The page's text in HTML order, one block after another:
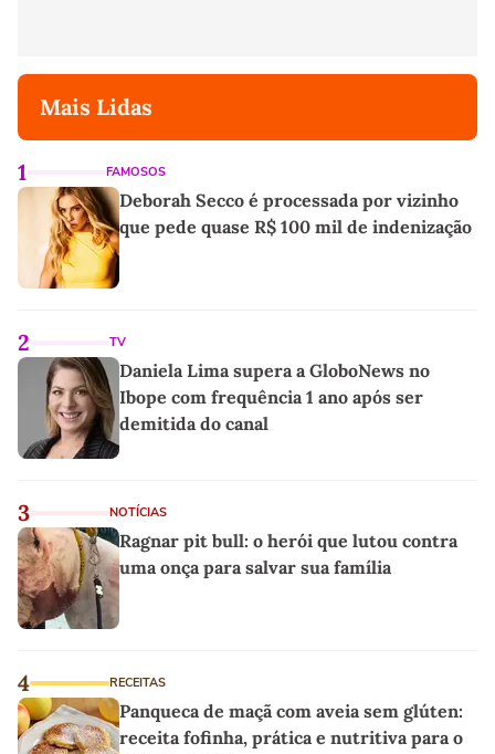
Mais Lidas
1 FAMOSOS
Deborah Secco é processada por vizinho
que pede quase R$ 100 mil de indenização
2 TV
Daniela Lima supera a GloboNews no
Ibope com frequência 1 ano após ser
demitida do canal
3 NOTÍCIAS
Ragnar pit bull: o herói que lutou contra
uma onça para salvar sua família
4 RECEITAS
Panqueca de maçã com aveia sem glúten:
receita fofinha, prática e nutritiva para o